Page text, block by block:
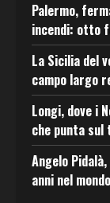
Palermo,
incendi: otto
La Sicilia del
campo largo
Longi, dove i
che punta
Angelo
anni nel